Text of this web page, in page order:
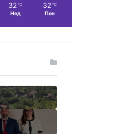
32 ℃
Нед
32 ℃
Пон